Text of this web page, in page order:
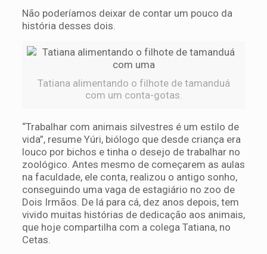
Não poderíamos deixar de contar um pouco da
história desses dois.
Tatiana alimentando o filhote de tamanduá
com um conta-gotas.
“Trabalhar com animais silvestres é um estilo de
vida”, resume Yúri, biólogo que desde criança era
louco por bichos e tinha o desejo de trabalhar no
zoológico. Antes mesmo de começarem as aulas
na faculdade, ele conta, realizou o antigo sonho,
conseguindo uma vaga de estagiário no zoo de
Dois Irmãos. De lá para cá, dez anos depois, tem
vivido muitas histórias de dedicação aos animais,
que hoje compartilha com a colega Tatiana, no
Cetas.